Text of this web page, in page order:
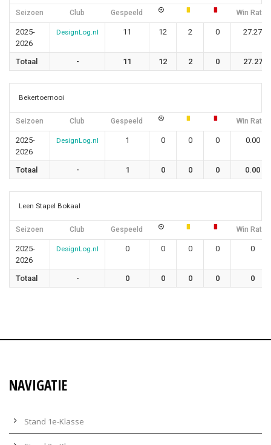
Seizoen Club Gespeeld Win Ratio
2025-
2026
DesignLog.nl 11 12 2 0 27.27
Totaal - 11 12 2 0 27.27
Bekertoernooi
Seizoen Club Gespeeld Win Ratio
2025-
2026
DesignLog.nl 1 0 0 0 0.00
Totaal - 1 0 0 0 0.00
Leen Stapel Bokaal
Seizoen Club Gespeeld Win Ratio
2025-
2026
DesignLog.nl 0 0 0 0 0
Totaal - 0 0 0 0 0
NAVIGATIE
Stand 1e-Klasse